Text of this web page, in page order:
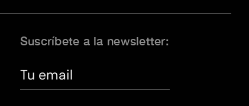
Suscríbete a la newsletter: